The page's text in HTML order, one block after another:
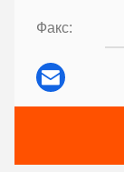
Факс: